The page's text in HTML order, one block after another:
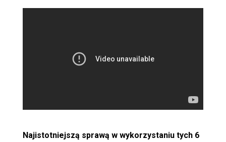
Najistotniejszą sprawą w wykorzystaniu tych 6